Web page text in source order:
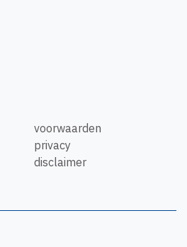
voorwaarden
privacy
disclaimer